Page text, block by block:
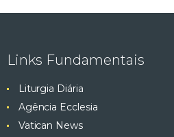
Links Fundamentais
Liturgia Diária
Agência Ecclesia
Vatican News